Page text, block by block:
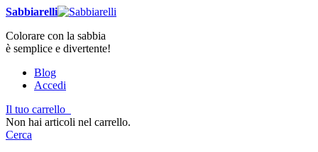
Sabbiarelli
Colorare con la sabbia
è semplice e divertente!
Blog
Accedi
Il tuo carrello
Non hai articoli nel carrello.
Cerca